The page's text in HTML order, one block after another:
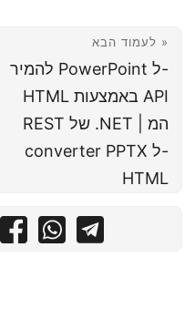
לעמוד הבא »
להמיר PowerPoint ל-
HTML באמצעות API
REST של .NET | המ
converter PPTX ל-
HTML